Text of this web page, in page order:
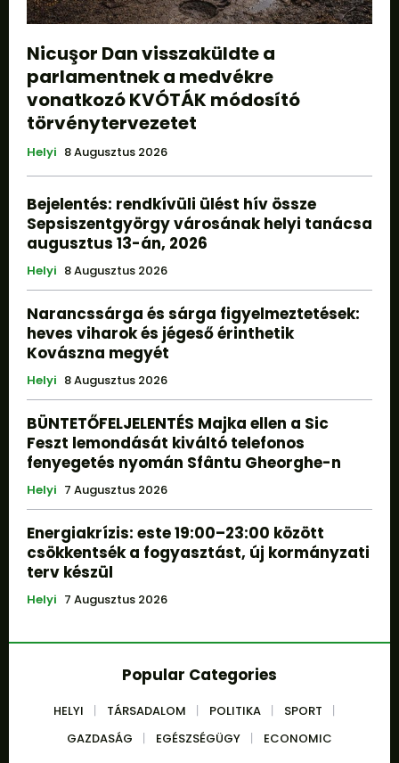
Nicuşor Dan visszaküldte a
parlamentnek a medvékre
vonatkozó KVÓTÁK módosító
törvénytervezetet
Helyi 8 Augusztus 2026
Bejelentés: rendkívüli ülést hív össze
Sepsiszentgyörgy városának helyi tanácsa
augusztus 13-án, 2026
Helyi 8 Augusztus 2026
Narancssárga és sárga figyelmeztetések:
heves viharok és jégeső érinthetik
Kovászna megyét
Helyi 8 Augusztus 2026
BÜNTETŐFELJELENTÉS Majka ellen a Sic
Feszt lemondását kiváltó telefonos
fenyegetés nyomán Sfântu Gheorghe-n
Helyi 7 Augusztus 2026
Energiakrízis: este 19:00–23:00 között
csökkentsék a fogyasztást, új kormányzati
terv készül
Helyi 7 Augusztus 2026
Popular Categories
HELYI TÁRSADALOM POLITIKA
SPORT
GAZDASÁG
EGÉSZSÉGÜGY ECONOMIC